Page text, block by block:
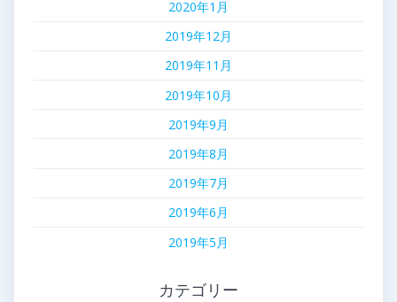
2020年1月
2019年12月
2019年11月
2019年10月
2019年9月
2019年8月
2019年7月
2019年6月
2019年5月
カテゴリー